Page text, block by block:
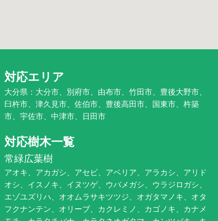
対応エリア
大分県：大分市、別府市、由布市、竹田市、豊後大野市、
臼杵市、津久見市、佐伯市、豊後高田市、国東市、杵築
市、宇佐市、中津市、日田市
対応樹木一覧
常緑広葉樹
アオキ、アカガシ、アセビ、アベリア、アラカシ、アリド
オシ、イスノキ、イヌツゲ、ウバメガシ、ウラジロガシ、
エゾユズリハ、オオムラサキツツジ、オガタマノキ、オタ
フクナンテン、オリーブ、カクレミノ、カゴノキ、カナメ